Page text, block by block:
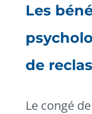
Les
de
Le congé